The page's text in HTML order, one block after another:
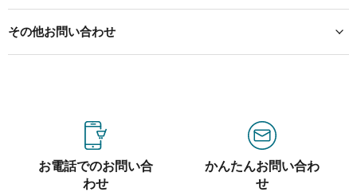
その他お問い合わせ
お電話でのお問い合
わせ
かんたんお問い合わ
せ